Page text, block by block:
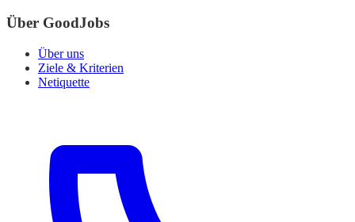
Über GoodJobs
Über uns
Ziele & Kriterien
Netiquette